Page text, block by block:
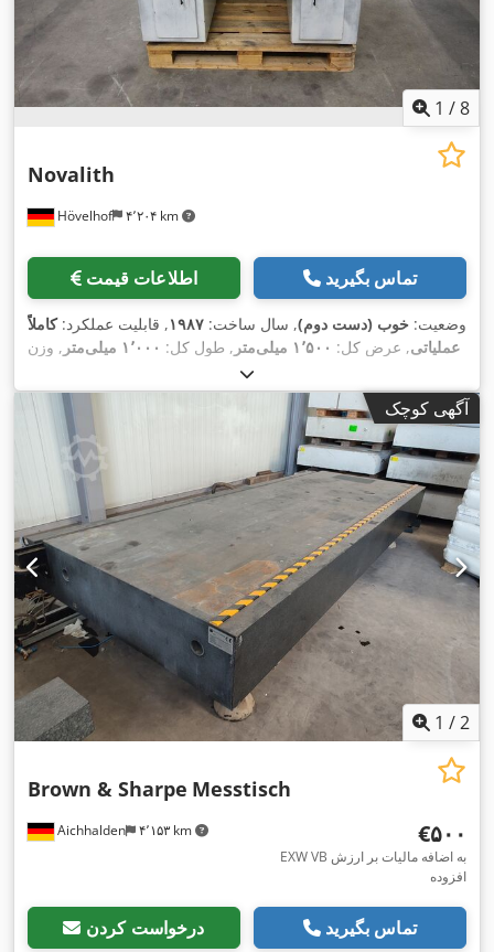
1 /8
Hövelhof ۴٬۲۰۴ km
Novalith
اطلاعات قیمت تماس بگیرید
وضعیت: خوب (دست دوم), سال ساخت: ۱۹۸۷, قابلیت عملکرد:کاملاً
عملیاتی, عرض کل: ۱٬۵۰۰ میلی‌متر , طول کل: ۱٬۰۰۰ میلی‌متر
, وزن
آگهی کوچک
1 /2
Aichhalden ۴٬۱۵۳ km
Brown & Sharpe Messtisch
‎€۵۰۰
EXW VB به اضافه مالیات بر ارزش
افزوده
درخواست کردن تماس بگیرید